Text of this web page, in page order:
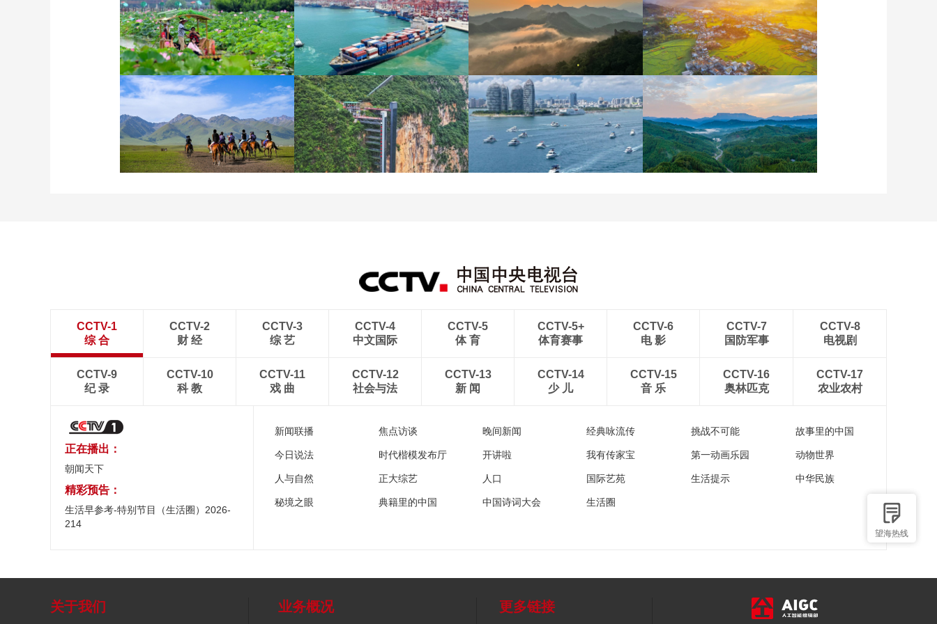
望海热线
诗意中国：画船撑入花深
处
青岛港今年新辟16条国际
航线
河北承德：金山岭长城日
出云海翻涌
安徽岳西：晨光铺洒山乡
稻田
CCTV-1
综 合
CCTV-2
财 经
CCTV-3
综 艺
CCTV-4
中文国际
CCTV-5
体 育
CCTV-5+
体育赛事
CCTV-6
电 影
CCTV-7
国防军事
CCTV-8
电视剧
CCTV-9
纪 录
CCTV-10
科 教
CCTV-11
戏 曲
CCTV-12
社会与法
CCTV-13
新 闻
CCTV-14
少 儿
CCTV-15
音 乐
CCTV-16
奥林匹克
CCTV-17
农业农村
正在播出：
朝闻天下
精彩预告：
生活早参考-特别节目（生活圈）2026-
214
新闻联播 焦点访谈 晚间新闻 经典咏流传 挑战不可能 故事里的中国
今日说法 时代楷模发布厅 开讲啦 我有传家宝 第一动画乐园 动物世界
人与自然 正大综艺 人口 国际艺苑 生活提示 中华民族
秘境之眼 典籍里的中国 中国诗词大会 生活圈
关于我们 业务概况 更多链接